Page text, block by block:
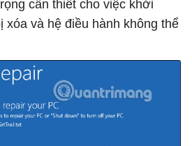
cần thiết cho việc khởi
xóa và hệ điều hành không thể